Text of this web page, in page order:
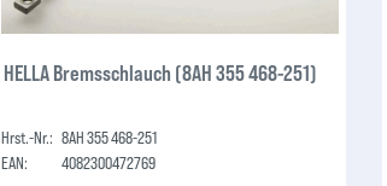
HELLA Bremsschlauch (8AH 355 468-251)
Hrst.-Nr.: 8AH 355 468-251
EAN:
4082300472769